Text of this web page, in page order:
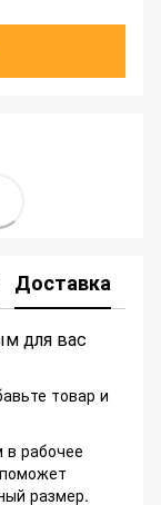
Доставка
для вас
товар и
рабочее
размер.